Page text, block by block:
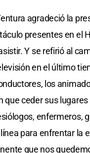
agradeció la
presentes en el
Y se refirió al
en el último
los
que ceder sus
enfermeros,
para enfrentar la
que nos